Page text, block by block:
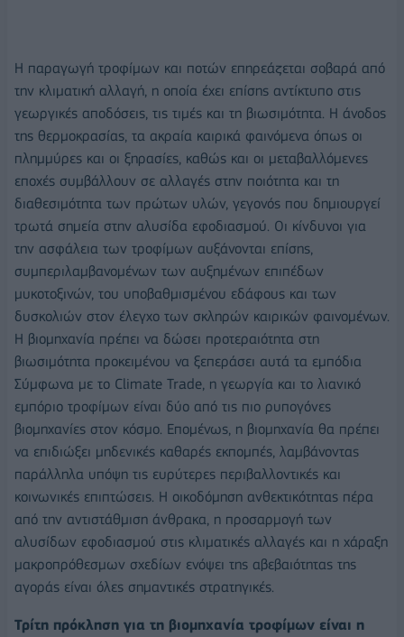
Η παραγωγή τροφίμων και ποτών επηρεάζεται σοβαρά από
την κλιματική αλλαγή, η οποία έχει επίσης αντίκτυπο στις
γεωργικές αποδόσεις, τις τιμές και τη βιωσιμότητα. Η άνοδος
της θερμοκρασίας, τα ακραία καιρικά φαινόμενα όπως οι
πλημμύρες και οι ξηρασίες, καθώς και οι μεταβαλλόμενες
εποχές συμβάλλουν σε αλλαγές στην ποιότητα και τη
διαθεσιμότητα των πρώτων υλών, γεγονός που δημιουργεί
τρωτά σημεία στην αλυσίδα εφοδιασμού. Οι κίνδυνοι για
την ασφάλεια των τροφίμων αυξάνονται επίσης,
συμπεριλαμβανομένων των αυξημένων επιπέδων
μυκοτοξινών, του υποβαθμισμένου εδάφους και των
δυσκολιών στον έλεγχο των σκληρών καιρικών φαινομένων.
Η βιομηχανία πρέπει να δώσει προτεραιότητα στη
βιωσιμότητα προκειμένου να ξεπεράσει αυτά τα εμπόδια
Σύμφωνα με το Climate Trade, η γεωργία και το λιανικό
εμπόριο τροφίμων είναι δύο από τις πιο ρυπογόνες
βιομηχανίες στον κόσμο. Επομένως, η βιομηχανία θα πρέπει
να επιδιώξει μηδενικές καθαρές εκπομπές, λαμβάνοντας
παράλληλα υπόψη τις ευρύτερες περιβαλλοντικές και
κοινωνικές επιπτώσεις. Η οικοδόμηση ανθεκτικότητας πέρα
από την αντιστάθμιση άνθρακα, η προσαρμογή των
αλυσίδων εφοδιασμού στις κλιματικές αλλαγές και η χάραξη
μακροπρόθεσμων σχεδίων ενόψει της αβεβαιότητας της
αγοράς είναι όλες σημαντικές στρατηγικές.
Τρίτη πρόκληση για τη βιομηχανία τροφίμων είναι η